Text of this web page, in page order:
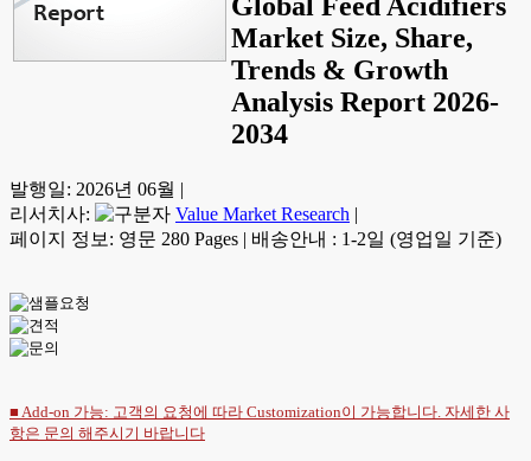
Market Size, Share,
Trends & Growth
Analysis Report 2026-
2034
발행일: 2026년 06월 |
리서치사:
Value Market Research |
페이지 정보: 영문 280 Pages | 배송안내 : 1-2일 (영업일 기준)
■ Add-on 가능: 고객의 요청에 따라 Customization이 가능합니다. 자세한 사
항은 문의 해주시기 바랍니다